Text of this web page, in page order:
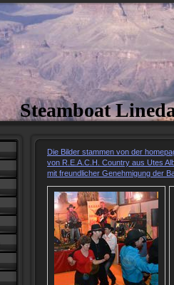
Steamboat
Die Bilder stammen von der
von R.E.A.C.H. Country aus Utes
mit freundlicher Genehmigung der